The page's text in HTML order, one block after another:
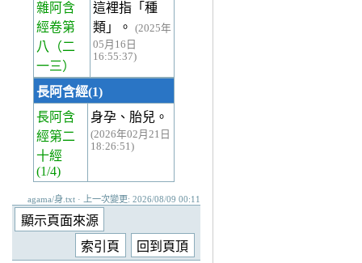
雜阿含
經卷第
八
（二
一三）
這裡指「種
類」。
(2025年
05月16日
16:55:37)
長阿含經(1)
長阿含
經第二
十經
(1/4)
身孕、胎兒。
(2026年02月21日
18:26:51)
agama/身.txt · 上一次變更: 2026/08/09 00:11